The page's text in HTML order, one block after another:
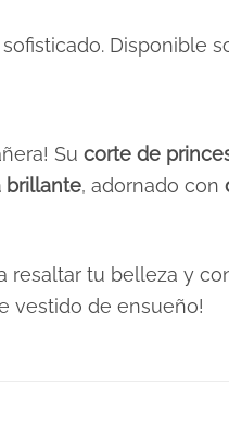
Disponible
Su corte de
brillante, adornado con
tu belleza y
vestido de ensueño!